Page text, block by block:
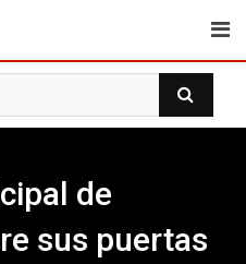
de
sus puertas